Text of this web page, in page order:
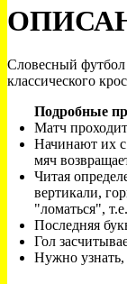
Словесный футбол
классического
Подробные
Матч
Начинают их с
мяч
Читая
вертикали,
"ломаться",
Последняя
Гол
Нужно узнать,